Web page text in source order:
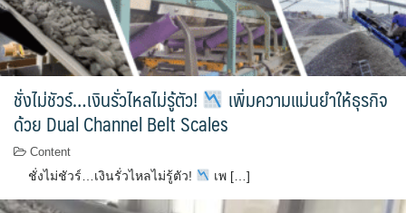
ชั่งไม่ชัวร์…เงินรั่วไหลไม่รู้ตัว! เพิ่มความแม่นยำให้ธุรกิจ
ด้วย Dual Channel Belt Scales
Content
ชั่งไม่ชัวร์…เงินรั่วไหลไม่รู้ตัว! เพ […]